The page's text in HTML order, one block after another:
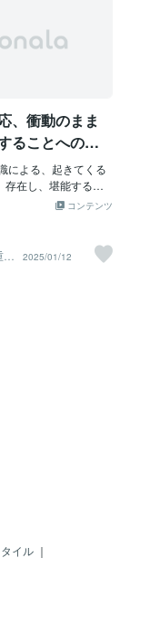
、衝動のまま
ることへの理
幻覚、幻術が
ヒーリング
による、起きてくる
存在し、堪能するこ
感の幻覚、幻術が
す☆ ​ ​ ​ ​ 本日の主旨は
べきではない反応、
わいたくない感覚と
還るプロセスを辿る
命の本性や本質部分
コンテンツ
2025/01/12
イル ｜